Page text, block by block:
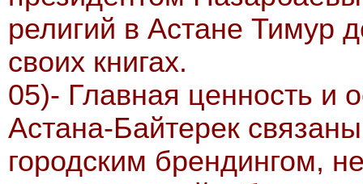
религий в Астане Тимур
своих книгах.
05)- Главная ценность и
Астана-Байтерек
городским брендингом,